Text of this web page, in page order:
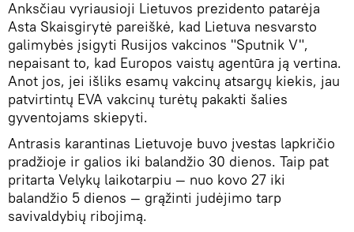
Anksčiau vyriausioji Lietuvos prezidento patarėja
Asta Skaisgirytė pareiškė, kad Lietuva nesvarsto
galimybės įsigyti Rusijos vakcinos "Sputnik V",
nepaisant to, kad Europos vaistų agentūra ją vertina.
Anot jos, jei išliks esamų vakcinų atsargų kiekis, jau
patvirtintų EVA vakcinų turėtų pakakti šalies
gyventojams skiepyti.
Antrasis karantinas Lietuvoje buvo įvestas lapkričio
pradžioje ir galios iki balandžio 30 dienos. Taip pat
pritarta Velykų laikotarpiu — nuo kovo 27 iki
balandžio 5 dienos — grąžinti judėjimo tarp
savivaldybių ribojimą.